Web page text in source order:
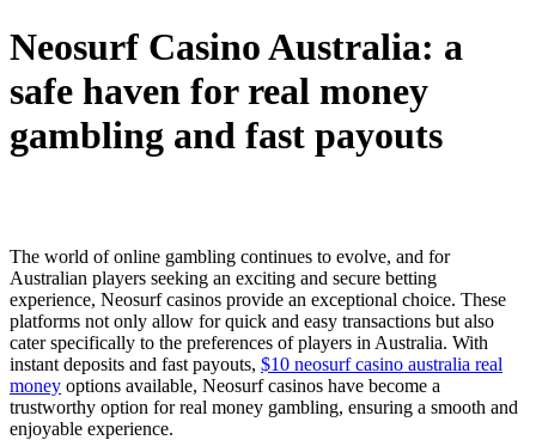
Neosurf Casino Australia: a
safe haven for real money
gambling and fast payouts
The world of online gambling continues to evolve, and for
Australian players seeking an exciting and secure betting
experience, Neosurf casinos provide an exceptional choice. These
platforms not only allow for quick and easy transactions but also
cater specifically to the preferences of players in Australia. With
instant deposits and fast payouts, $10 neosurf casino australia real
money options available, Neosurf casinos have become a
trustworthy option for real money gambling, ensuring a smooth and
enjoyable experience.